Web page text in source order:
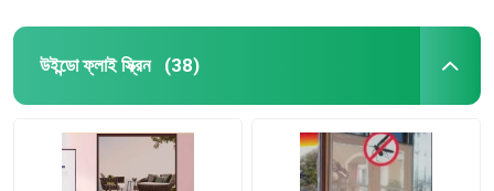
উইন্ডো ফ্লাই স্ক্রিন (38)